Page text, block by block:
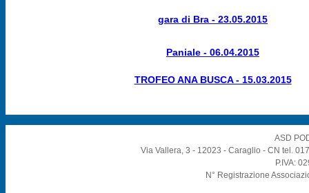
gara di Bra - 23.05.2015
Paniale - 06.04.2015
TROFEO ANA BUSCA - 15.03.2015
ASD
Via Vallera, 3 - 12023 - Caraglio - CN tel.
P.IVA:
N° Registrazione